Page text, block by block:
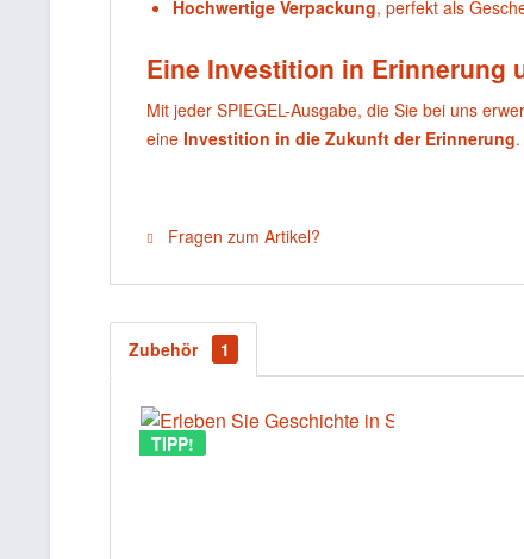
Hochwertige Verpackung, perfekt als
Eine Investition in Erinnerung
Mit jeder SPIEGEL-Ausgabe, die Sie bei uns
eine Investition in die Zukunft der Erinnerung
Fragen zum Artikel?
Zubehör 1
TIPP!